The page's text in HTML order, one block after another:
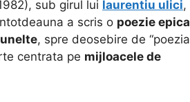
sub girul lui laurentiu ulici,
a scris o poezie epica
unelte, spre deosebire de “poezia
centrata pe mijloacele de